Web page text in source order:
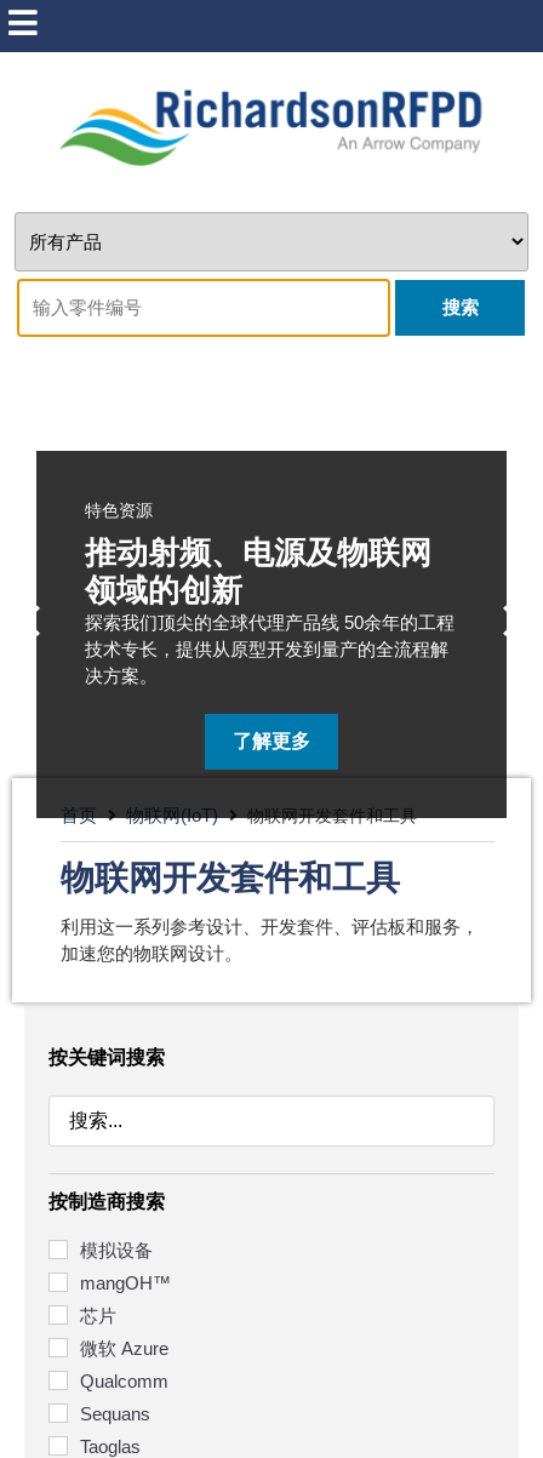
搜索
特色资源
推动射频、电源及物联网
领域的创新
探索我们顶尖的全球代理产品线 50余年的工程
技术专长，提供从原型开发到量产的全流程解
决方案。
了解更多
首页 物联网(IoT) 物联网开发套件和工具
物联网开发套件和工具
利用这一系列参考设计、开发套件、评估板和服务，
加速您的物联网设计。
按关键词搜索
按制造商搜索
模拟设备
mangOH™
芯片
微软 Azure
Qualcomm
Sequans
Taoglas